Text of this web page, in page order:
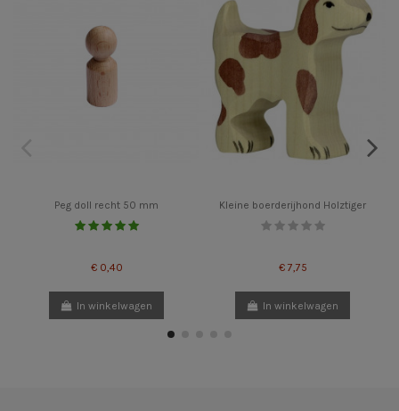
Peg doll recht 50 mm
€ 0,40
In winkelwagen
Kleine boerderijhond Holztiger
€ 7,75
In winkelwagen